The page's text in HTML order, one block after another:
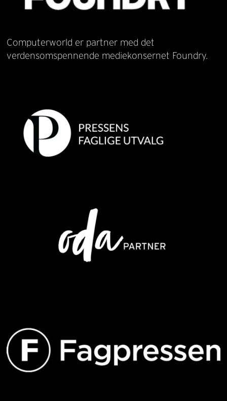
Computerworld er partner med det
verdensomspennende mediekonsernet Foundry.